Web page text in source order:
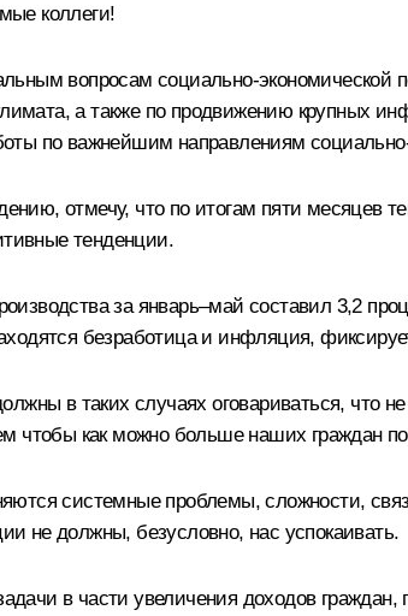
коллеги!
вопросам социально-
а также по продвижению крупных
по важнейшим направлениям
отмечу, что по итогам пяти месяцев
тенденции.
за январь–май составил 3,2
безработица и инфляция,
в таких случаях оговариваться, что
чтобы как можно больше наших граждан
системные проблемы, сложности,
не должны, безусловно, нас успокаивать.
в части увеличения доходов